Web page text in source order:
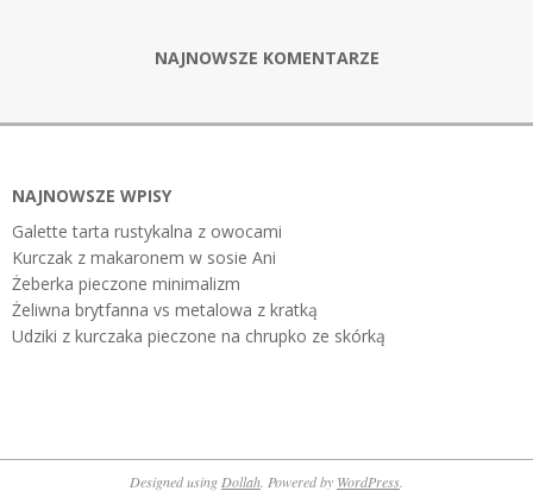
NAJNOWSZE KOMENTARZE
NAJNOWSZE WPISY
Galette tarta rustykalna z owocami
Kurczak z makaronem w sosie Ani
Żeberka pieczone minimalizm
Żeliwna brytfanna vs metalowa z kratką
Udziki z kurczaka pieczone na chrupko ze skórką
Designed using Dollah . Powered by WordPress